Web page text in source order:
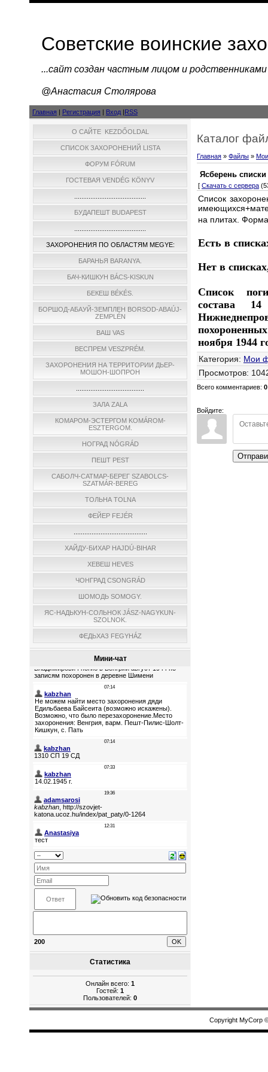
Советские воинские
...cайт создан частным лицом и
@Анастасия Столярова
Главная | Регистрация | Вход |RSS
О САЙТЕ KEZDŐOLDAL
СПИСОК ЗАХОРОНЕНИЙ LISTA
ФОРУМ FÓRUM
ГОСТЕВАЯ VENDÉG KÖNYV
БУДАПЕШТ BUDAPEST
ЗАХОРОНЕНИЯ ПО ОБЛАСТЯМ MEGYE:
БАРАНЬЯ BARANYA.
БАЧ-КИШКУН BÁCS-KISKUN
БЕКЕШ BÉKÉS.
БОРШОД-АБАУЙ-ЗЕМПЛЕН BORSOD-ABAÚJ-
ZEMPLÉN
ВАШ VAS
ВЕСПРЕМ VESZPRÉM.
ЗАХОРОНЕНИЯ НА ТЕРРИТОРИИ ДЬЕР-
МОШОН-ШОПРОН
ЗАЛА ZALA
КОМАРОМ-ЭСТЕРГОМ KOMÁROM-
ESZTERGOM.
НОГРАД NÓGRÁD
ПЕШТ PEST
САБОЛЧ-САТМАР-БЕРЕГ SZABOLCS-
SZATMÁR-BEREG
ТОЛЬНА TOLNA
ФЕЙЕР FEJÉR
ХАЙДУ-БИХАР HAJDÚ-BIHAR
ХЕВЕШ HEVES
ЧОНГРАД CSONGRÁD
ШОМОДЬ SOMOGY.
ЯС-НАДЬКУН-СОЛЬНОК JÁSZ-NAGYKUN-
SZOLNOK.
ФЕДЬХАЗ FEGYHÁZ
Мини-чат
200
Статистика
Онлайн всего: 1
Гостей: 1
Пользователей: 0
Каталог
Главная » Файлы »
Ясберень
[ Скачать с сервера
Список
на плитах.
Есть в
Нет в
Список
состава 14
ноября 1944
Категория: Мои
Просмотров:
Всего комментариев: 0
Войдите:
Copyright MyCorp